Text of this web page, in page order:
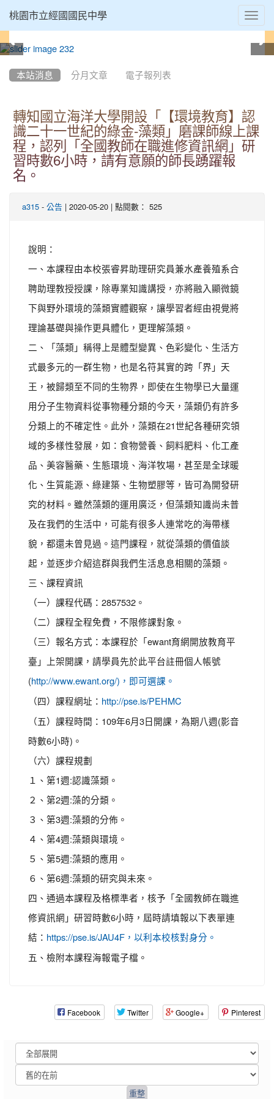
桃園市立經國國民中學
本站消息 分月文章 電子報列表
轉知國立海洋大學開設「【環境教育】認
識二十一世紀的綠金-藻類」磨課師線上課
程，認列「全國教師在職進修資訊網」研
習時數6小時，請有意願的師長踴躍報
名。
a315 - 公告 | 2020-05-20 | 點閱數： 525
說明：
一、本課程由本校張睿昇助理研究員兼水產養殖系合
聘助理教授授課，除專業知識講授，亦將融入顯微鏡
下與野外環境的藻類實體觀察，讓學習者經由視覺將
理論基礎與操作更具體化，更理解藻類。
二、「藻類」稱得上是體型變異、色彩變化、生活方
式最多元的一群生物，也是名符其實的跨「界」天
王，被歸類至不同的生物界，即使在生物學已大量運
用分子生物資料從事物種分類的今天，藻類仍有許多
分類上的不確定性。此外，藻類在21世紀各種研究領
域的多樣性發展，如：食物營養、飼料肥料、化工產
品、美容醫藥、生態環境、海洋牧場，甚至是全球暖
化、生質能源、綠建築、生物塑膠等，皆可為開發研
究的材料。雖然藻類的運用廣泛，但藻類知識尚未普
及在我們的生活中，可能有很多人連常吃的海帶樣
貌，都還未曾見過。這門課程，就從藻類的價值談
起，並逐步介紹這群與我們生活息息相關的藻類。
三、課程資訊
（一）課程代碼：2857532。
（二）課程全程免費，不限修課對象。
（三）報名方式：本課程於「ewant育網開放教育平
臺」上架開課，請學員先於此平台註冊個人帳號
( http://www.ewant.org/)，即可選課。
（四）課程網址： http://pse.is/PEHMC
（五）課程時間：109年6月3日開課，為期八週(影音
時數6小時)。
（六）課程規劃
１、第1週:認識藻類。
２、第2週:藻的分類。
３、第3週:藻類的分佈。
４、第4週:藻類與環境。
５、第5週:藻類的應用。
６、第6週:藻類的研究與未來。
四、通過本課程及格標準者，核予「全國教師在職進
修資訊網」研習時數6小時，屆時請填報以下表單連
結： https://pse.is/JAU4F，以利本校核對身分。
五、檢附本課程海報電子檔。
Facebook Twitter Google+ Pinterest